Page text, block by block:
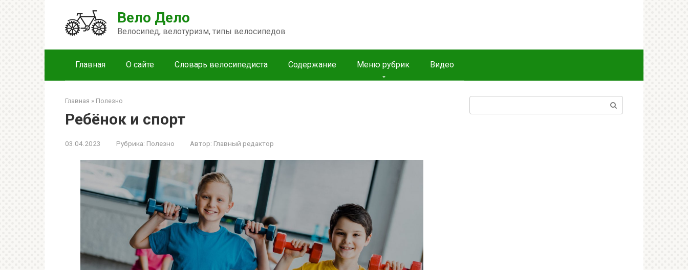
Вело Дело
Велосипед, велотуризм, типы велосипедов
Главная О сайте Словарь велосипедиста Содержание Меню рубрик Видео
Главная » Полезно
Ребёнок и спорт
03.04.2023 Рубрика: Полезно Автор: Главный редактор